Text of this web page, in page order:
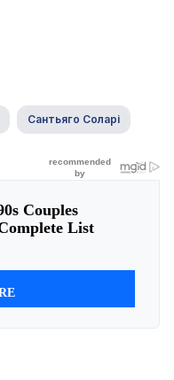
Сантьяго Соларі